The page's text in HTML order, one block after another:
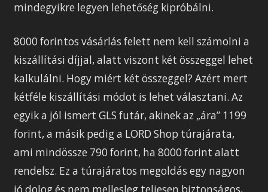
mindegyikre legyen lehetőség kipróbálni.
8000 forintos vásárlás felett nem kell számolni a
kiszállítási díjjal, alatt viszont két összeggel lehet
kalkulálni. Hogy miért két összeggel? Azért mert
kétféle kiszállítási módot is lehet választani. Az
egyik a jól ismert GLS futár, akinek az „ára” 1199
forint, a másik pedig a LORD Shop túrajárata,
ami mindössze 790 forint, ha 8000 forint alatt
rendelsz. Ez a túrajáratos megoldás egy nagyon